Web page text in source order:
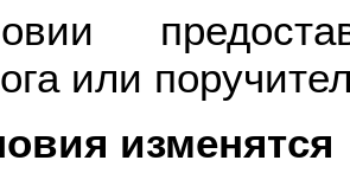
или
изменятся